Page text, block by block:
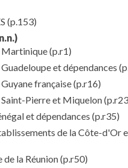
(p.153)
Martinique(p.r1)
et dépendances
française(p.r16)
Pierre et Miquelon
et dépendances (p.r35)
de la Côte-d'Or
la Réunion(p.r50)